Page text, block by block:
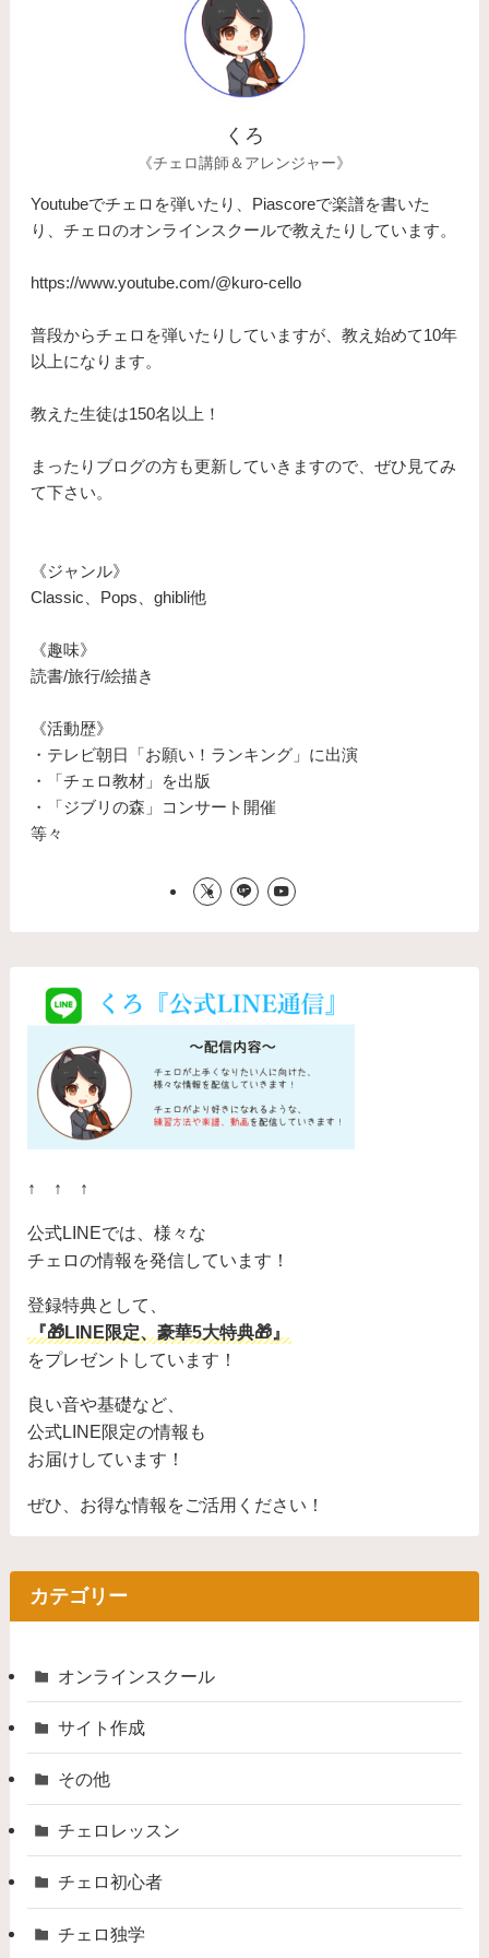
くろ
《チェロ講師＆アレンジャー》
Youtubeでチェロを弾いたり、Piascoreで楽譜を書いた
り、チェロのオンラインスクールで教えたりしています。
https://www.youtube.com/@kuro-cello
普段からチェロを弾いたりしていますが、教え始めて10年
以上になります。
​教えた生徒は150名以上！
まったりブログの方も更新していきますので、ぜひ見てみ
て下さい。
《ジャンル》
Classic、Pops、ghibli他
《趣味》
読書/旅行/絵描き
《活動歴》
・テレビ朝日「お願い！ランキング」に出演
・「チェロ教材」を出版
・「ジブリの森」コンサート開催
等々
↑ ↑ ↑
公式LINEでは、様々な
チェロの情報を発信しています！
登録特典として、
『🎁LINE限定、豪華5大特典🎁』
をプレゼントしています！
良い音や基礎など、
公式LINE限定の情報も
お届けしています！
ぜひ、お得な情報をご活用ください！
カテゴリー
オンラインスクール
サイト作成
その他
チェロレッスン
チェロ初心者
チェロ独学